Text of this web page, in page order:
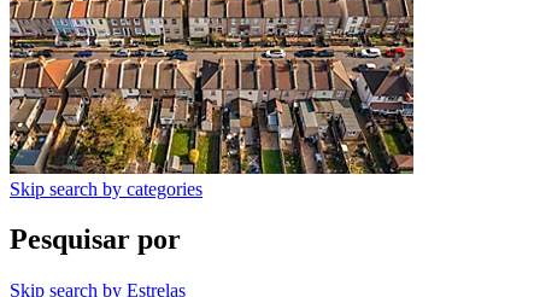
Skip search by categories
Pesquisar por
Skip search by Estrelas